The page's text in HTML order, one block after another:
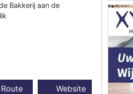
Bakkerij aan de
Route Website